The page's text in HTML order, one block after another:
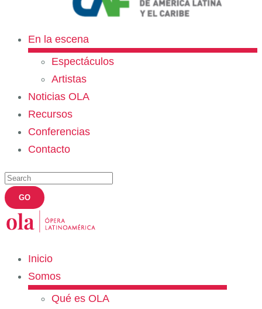
En la escena
Espectáculos
Artistas
Noticias OLA
Recursos
Conferencias
Contacto
Inicio
Somos
Qué es OLA